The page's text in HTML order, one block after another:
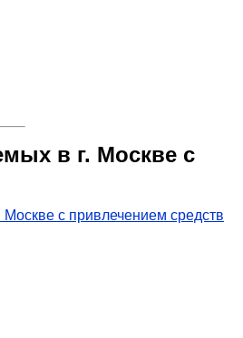
в г. Москве с
с привлечением средств